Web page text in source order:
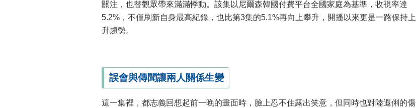
關注，也替觀眾帶來滿滿悸動。該集以尼爾森韓國付費平台全國家庭為基準，收視率達
5.2%，不僅刷新自身最高紀錄，也比第3集的5.1%再向上攀升，開播以來更是一路保持上
升趨勢。
誤會與傳聞讓兩人關係生變
這一集裡，都志義回想起前一晚的畫面時，臉上忍不住露出笑意，但同時也對陸遐俐的傷